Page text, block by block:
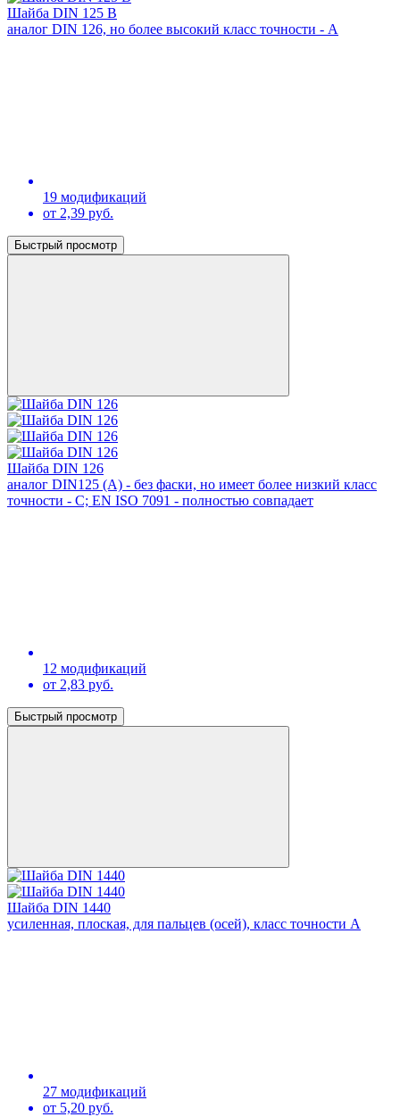
Шайба DIN 125 B
аналог DIN 126, но более высокий класс точности - A
19 модификаций
от 2,39 руб.
Быстрый просмотр
Шайба DIN 126
аналог DIN125 (А) - без фаски, но имеет более низкий класс
точности - С; EN ISO 7091 - полностью совпадает
12 модификаций
от 2,83 руб.
Быстрый просмотр
Шайба DIN 1440
усиленная, плоская, для пальцев (осей), класс точности А
27 модификаций
от 5,20 руб.